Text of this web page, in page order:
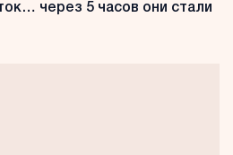
через 5 часов они стали